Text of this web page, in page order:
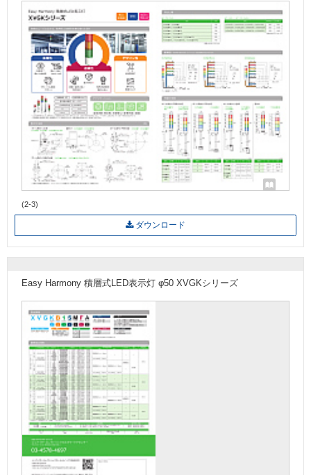
(2-3)
ダウンロード
Easy Harmony 積層式LED表示灯 φ50 XVGKシリーズ